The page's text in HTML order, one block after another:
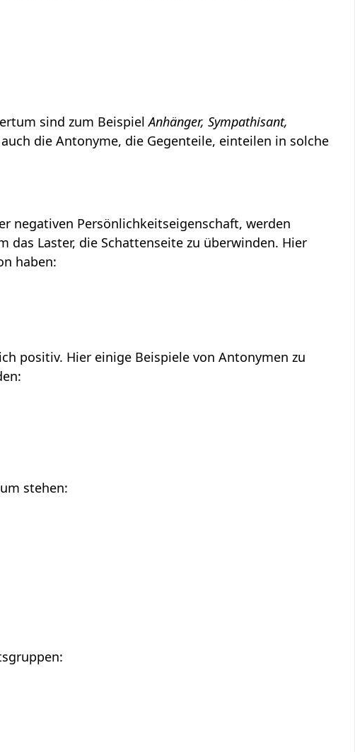
sind zum BeispielAnhänger, Sympathisant,
die Antonyme, die Gegenteile, einteilen in solche
negativen Persönlichkeitseigenschaft, werden
Laster, die Schattenseite zu überwinden. Hier
haben:
positiv. Hier einige Beispiele von Antonymen zu
stehen: